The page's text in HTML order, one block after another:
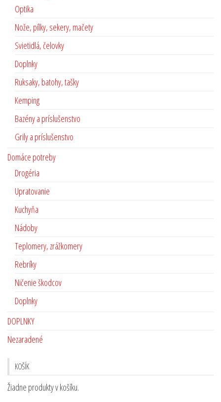
Optika
Nože, pílky, sekery, mačety
Svietidlá, čelovky
Doplnky
Ruksaky, batohy, tašky
Kemping
Bazény a príslušenstvo
Grily a príslušenstvo
Domáce potreby
Drogéria
Upratovanie
Kuchyňa
Nádoby
Teplomery, zrážkomery
Rebríky
Ničenie škodcov
Doplnky
DOPLNKY
Nezaradené
KOŠÍK
Žiadne produkty v košíku.